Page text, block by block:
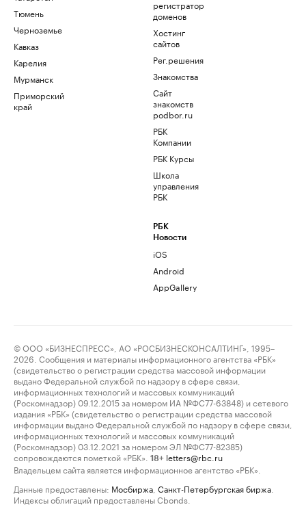
Тюмень
Черноземье
Кавказ
Карелия
Мурманск
Приморский
край
регистратор
доменов
Хостинг
сайтов
Рег.решения
Знакомства
Сайт
знакомств
podbor.ru
РБК
Компании
РБК Курсы
Школа
управления
РБК
РБК
Новости
iOS
Android
AppGallery
© ООО «БИЗНЕСПРЕСС», АО «РОСБИЗНЕСКОНСАЛТИНГ», 1995–
2026. Сообщения и материалы информационного агентства «РБК»
(свидетельство о регистрации средства массовой информации
выдано Федеральной службой по надзору в сфере связи,
информационных технологий и массовых коммуникаций
(Роскомнадзор) 09.12.2015 за номером ИА №ФС77-63848) и сетевого
издания «РБК» (свидетельство о регистрации средства массовой
информации выдано Федеральной службой по надзору в сфере связи,
информационных технологий и массовых коммуникаций
(Роскомнадзор) 03.12.2021 за номером ЭЛ №ФС77-82385)
сопровождаются пометкой «РБК».
18+ letters@rbc.ru
Владельцем сайта является информационное агентство «РБК».
Данные предоставлены: Мосбиржа Санкт-Петербургская биржа
Индексы облигаций предоставлены Cbonds.